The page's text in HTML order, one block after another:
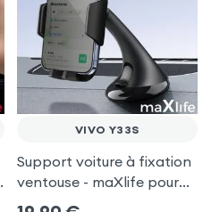
VIVO Y33S
Support voiture à fixation
ventouse - maXlife pour
Vivo Y33s